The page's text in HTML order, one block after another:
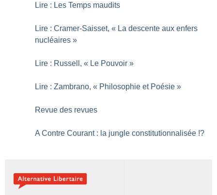
Lire : Les Temps maudits
Lire : Cramer-Saisset, « La descente aux enfers
nucléaires »
Lire : Russell, « Le Pouvoir »
Lire : Zambrano, « Philosophie et Poésie »
Revue des revues
A Contre Courant : la jungle constitutionnalisée !?